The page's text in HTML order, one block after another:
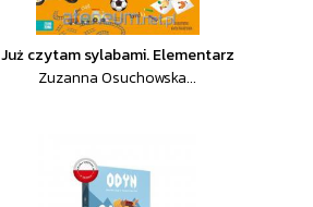
Już czytam sylabami. Elementarz
Zuzanna Osuchowska...